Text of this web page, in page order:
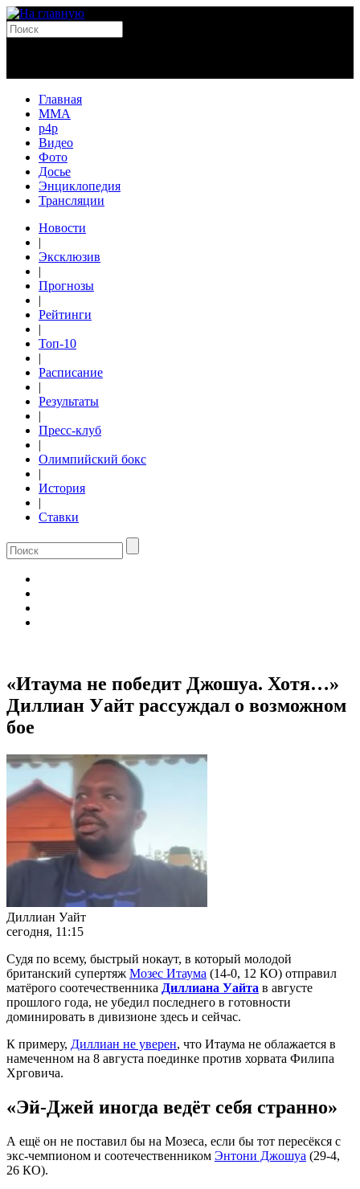
Главная
MMA
p4p
Видео
Фото
Досье
Энциклопедия
Трансляции
Новости
|
Эксклюзив
|
Прогнозы
|
Рейтинги
|
Топ-10
|
Расписание
|
Результаты
|
Пресс-клуб
|
Олимпийский бокс
|
История
|
Ставки
«Итаума не победит Джошуа. Хотя…»
Диллиан Уайт рассуждал о возможном
бое
Диллиан Уайт
сегодня, 11:15
Судя по всему, быстрый нокаут, в который молодой
британский супертяж Мозес Итаума (14-0, 12 КО) отправил
матёрого соотечественника Диллиана Уайта в августе
прошлого года, не убедил последнего в готовности
доминировать в дивизионе здесь и сейчас.
К примеру, Диллиан не уверен, что Итаума не облажается в
намеченном на 8 августа поединке против хорвата Филипа
Хрговича.
«Эй-Джей иногда ведёт себя странно»
А ещё он не поставил бы на Мозеса, если бы тот пересёкся с
экс-чемпионом и соотечественником Энтони Джошуа (29-4,
26 КО).